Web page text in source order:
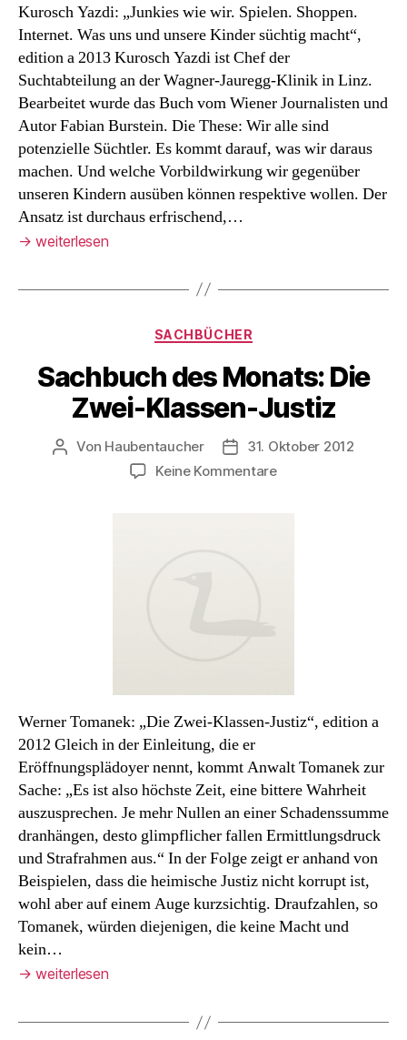
Kurosch Yazdi: „Junkies wie wir. Spielen. Shoppen.
Internet. Was uns und unsere Kinder süchtig macht“,
edition a 2013 Kurosch Yazdi ist Chef der
Suchtabteilung an der Wagner-Jauregg-Klinik in Linz.
Bearbeitet wurde das Buch vom Wiener Journalisten und
Autor Fabian Burstein. Die These: Wir alle sind
potenzielle Süchtler. Es kommt darauf, was wir daraus
machen. Und welche Vorbildwirkung wir gegenüber
unseren Kindern ausüben können respektive wollen. Der
Ansatz ist durchaus erfrischend,…
→ weiterlesen
Kategorien
SACHBÜCHER
Sachbuch des Monats: Die
Zwei-Klassen-Justiz
Beitragsautor
Von Haubentaucher Veröffentlichungsdatum
31. Oktober 2012
Keine Kommentarezu
Werner Tomanek: „Die Zwei-Klassen-Justiz“, edition a
2012 Gleich in der Einleitung, die er
Eröffnungsplädoyer nennt, kommt Anwalt Tomanek zur
Sache: „Es ist also höchste Zeit, eine bittere Wahrheit
auszusprechen. Je mehr Nullen an einer Schadenssumme
dranhängen, desto glimpflicher fallen Ermittlungsdruck
und Strafrahmen aus.“ In der Folge zeigt er anhand von
Beispielen, dass die heimische Justiz nicht korrupt ist,
wohl aber auf einem Auge kurzsichtig. Draufzahlen, so
Tomanek, würden diejenigen, die keine Macht und
kein…
→ weiterlesen